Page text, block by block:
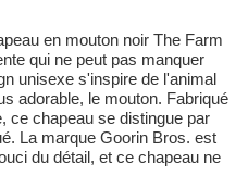
en mouton noir The Farm
qui ne peut pas manquer
unisexe s'inspire de l'animal
adorable, le mouton. Fabriqué
ce chapeau se distingue par
La marque Goorin Bros. est
du détail, et ce chapeau ne